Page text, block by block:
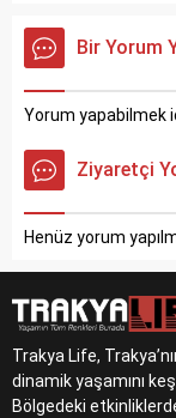
makamında ziyaret
iki ülke arasındaki
Bir Yorum
Yorum yapabilmek
Ziyaretçi
Henüz yorum
Trakya Life,
dinamik yaşamını
Bölgedeki